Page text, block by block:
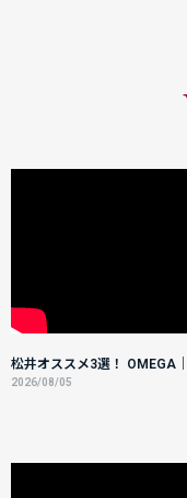
松井オススメ3選！ OMEGA
2026/08/05